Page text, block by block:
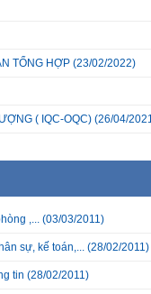
TỔNG HỢP (23/02/2022)
( IQC-OQC) (26/04/
,... (03/03/2011)
sự, kế toán,... (28/02/2011)
tin (28/02/2011)